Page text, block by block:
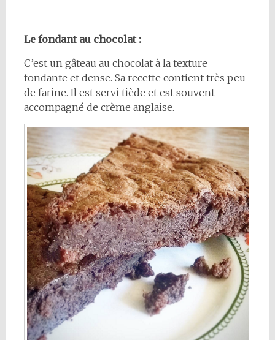
Le fondant au chocolat :
C’est un gâteau au chocolat à la texture
fondante et dense. Sa recette contient très peu
de farine. Il est servi tiède et est souvent
accompagné de crème anglaise.